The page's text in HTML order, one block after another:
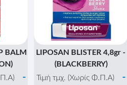
BALM
-
LIPOSAN BLISTER 4,8gr -
(BLACKBERRY)
Τιμή τμχ. (Χωρίς Φ.Π.Α)
-